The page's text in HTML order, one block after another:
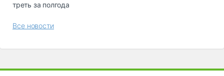
треть за полгода
Все новости